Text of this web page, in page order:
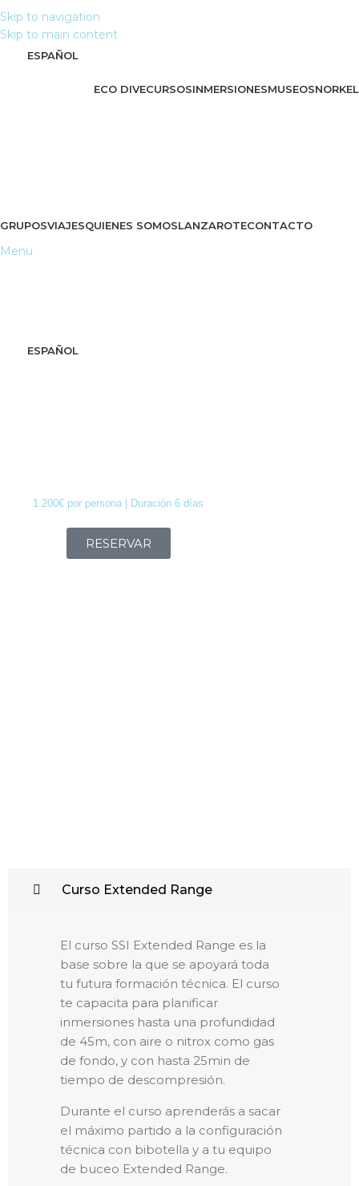
Skip to navigation
Skip to main content
ESPAÑOL
ECO DIVECURSOSINMERSIONESMUSEOSNORKEL
GRUPOSVIAJESQUIENES SOMOSLANZAROTECONTACTO
Menu
ESPAÑOL
1.200€ por persona | Duración 6 días
RESERVAR
Curso Extended Range
El curso SSI Extended Range es la
base sobre la que se apoyará toda
tu futura formación técnica. El curso
te capacita para planificar
inmersiones hasta una profundidad
de 45m, con aire o nitrox como gas
de fondo, y con hasta 25min de
tiempo de descompresión.
Durante el curso aprenderás a sacar
el máximo partido a la configuración
técnica con bibotella y a tu equipo
de buceo Extended Range.